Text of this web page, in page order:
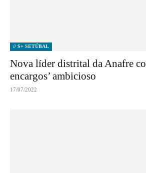
// S+ SETÚBAL
Nova líder distrital da Anafre
encargos’ ambicioso
17/07/2022